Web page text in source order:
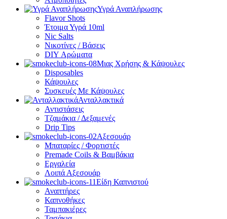
Υγρά Αναπλήρωσης
Flavor Shots
Έτοιμα Υγρά 10ml
Nic Salts
Νικοτίνες / Βάσεις
DIY Αρώματα
Μιας Χρήσης & Κάψουλες
Disposables
Κάψουλες
Συσκευές Με Κάψουλες
Ανταλλακτικά
Αντιστάσεις
Τζαμάκια / Δεξαμενές
Drip Tips
Αξεσουάρ
Μπαταρίες / Φορτιστές
Premade Coils & Βαμβάκια
Εργαλεία
Λοιπά Αξεσουάρ
Είδη Καπνιστού
Αναπτήρες
Καπνοθήκες
Ταμπακιέρες